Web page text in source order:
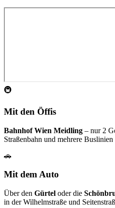
🚇
Mit den Öffis
Bahnhof Wien Meidling – nur 2
Straßenbahn und mehrere
🚗
Mit dem Auto
Über den Gürtel oder die
in der Wilhelmstraße und